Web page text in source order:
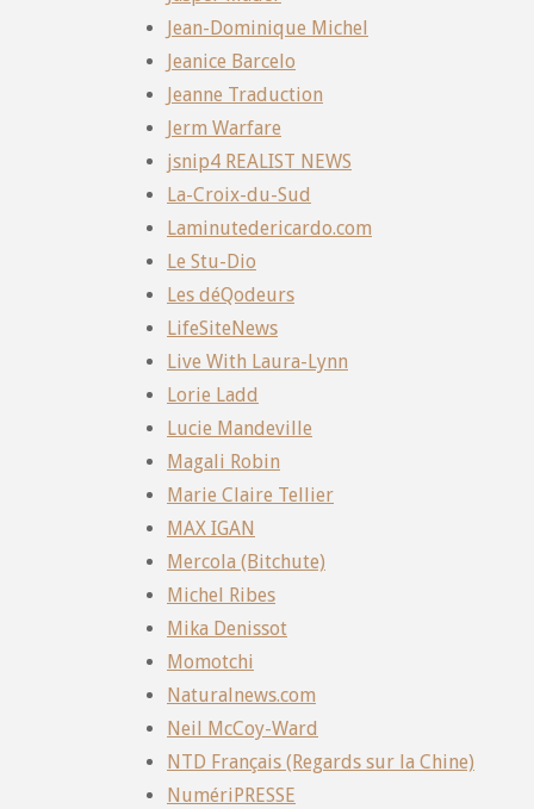
Jean-Dominique Michel
Jeanice Barcelo
Jeanne Traduction
Jerm Warfare
jsnip4 REALIST NEWS
La-Croix-du-Sud
Laminutedericardo.com
Le Stu-Dio
Les déQodeurs
LifeSiteNews
Live With Laura-Lynn
Lorie Ladd
Lucie Mandeville
Magali Robin
Marie Claire Tellier
MAX IGAN
Mercola (Bitchute)
Michel Ribes
Mika Denissot
Momotchi
Naturalnews.com
Neil McCoy-Ward
NTD Français (Regards sur la Chine)
NumériPRESSE